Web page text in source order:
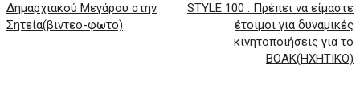
Δημαρχιακού Μεγάρου στην
Σητεία(βιντεο-φωτο)
STYLE 100 : Πρέπει να είμαστε
έτοιμοι για δυναμικές
κινητοποιήσεις για το
ΒΟΑΚ(ΗΧΗΤΙΚΟ)